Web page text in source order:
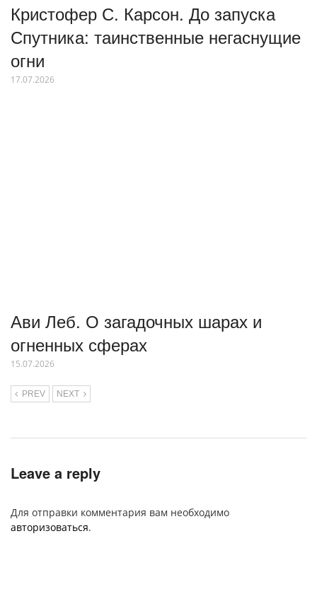
Кристофер С. Карсон. До запуска
Спутника: таинственные негаснущие
огни
17.07.2026
Ави Леб. О загадочных шарах и
огненных сферах
15.07.2026
PREV NEXT
Leave a reply
Для отправки комментария вам необходимо
авторизоваться.